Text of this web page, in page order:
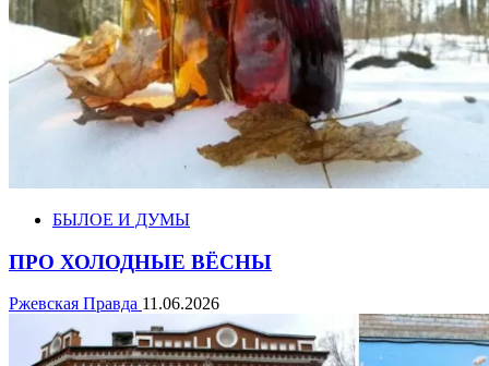
БЫЛОЕ И ДУМЫ
ПРО ХОЛОДНЫЕ ВЁСНЫ
Ржевская Правда 11.06.2026